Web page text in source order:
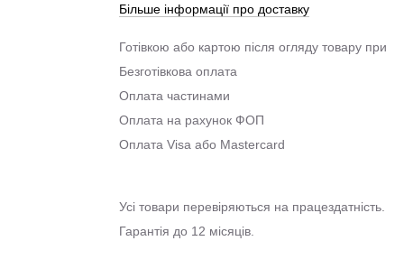
Більше інформації про доставку
Готівкою або картою після огляду товару при
Безготівкова оплата
Оплата частинами
Оплата на рахунок ФОП
Оплата Visa або Mastercard
Усі товари перевіряються на працездатність.
Гарантія до 12 місяців.